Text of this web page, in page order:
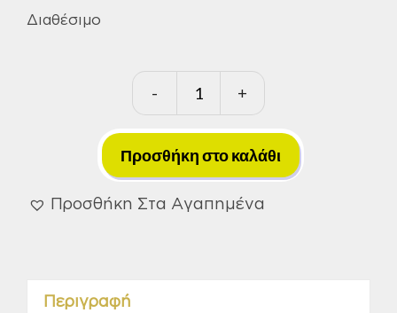
Διαθέσιμο
-
Τρυπάνια
Μετάλλου
Μακρυά
1020
KRINO
+
Προσθήκη στο καλάθι
Προσθήκη Στα Αγαπημένα
Περιγραφή